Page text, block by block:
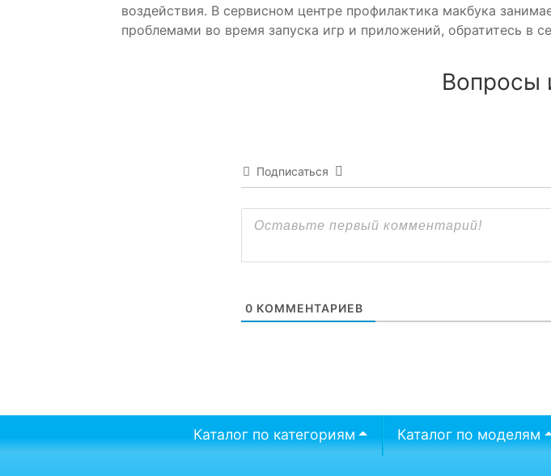
воздействия. В сервисном центре профилактика макбука
проблемами во время запуска игр и приложений, обратитесь в
Вопросы
Подписаться
0 КОММЕНТАРИЕВ
Каталог по категориям Каталог по моделям